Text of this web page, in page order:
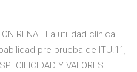
RENAL La utilidad clínica
pre-prueba de ITU.11,
Y VALORES